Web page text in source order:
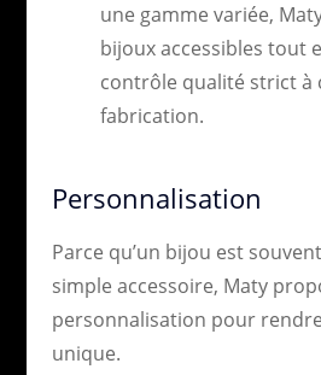
une gamme variée,
bijoux accessibles tout
contrôle qualité strict à
fabrication.
Personnalisation
Parce qu’un bijou est
simple accessoire, Maty
personnalisation pour
unique.